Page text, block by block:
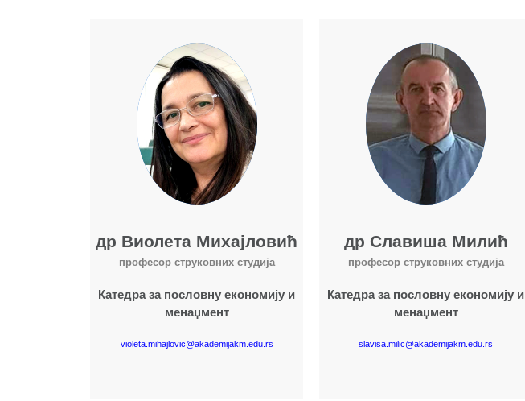
др Виолета Михајловић
професор струковних студија
Катедра за пословну економију и
менаџмент
violeta.mihajlovic@akademijakm.edu.rs
др Славиша Милић
професор струковних студија
Катедра за пословну економију и
менаџмент
slavisa.milic@akademijakm.edu.rs